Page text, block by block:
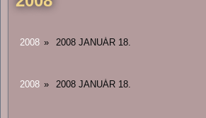
2008 » 2008 JANUÁR 18.
2008 » 2008 JANUÁR 18.